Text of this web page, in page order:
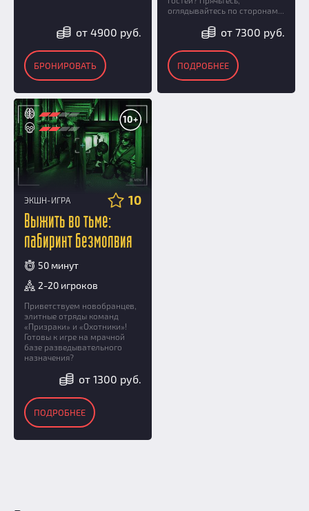
от 4900 руб.
БРОНИРОВАТЬ
оглядывайтесь по сторонам...
от 7300 руб.
ПОДРОБНЕЕ
10+
ЭКШН-ИГРА 10
Выжить во тьме:
лабиринт безмолвия
50 минут
2-20 игроков
Приветствуем новобранцев,
элитные отряды команд
«Призраки» и «Охотники»!
Готовы к игре на мрачной
базе разведывательного
назначения?
от 1300 руб.
ПОДРОБНЕЕ